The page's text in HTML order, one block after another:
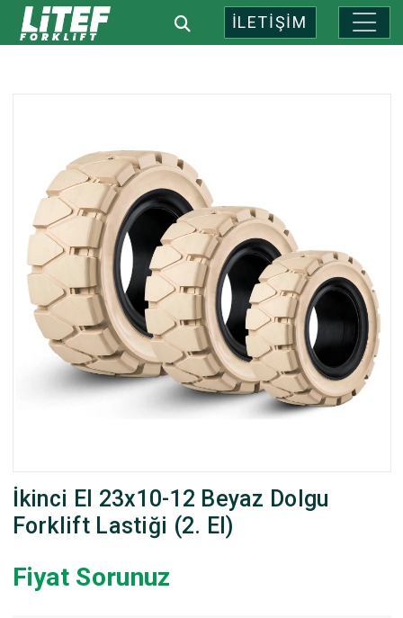
İLETİŞİM
İkinci El 23x10-12 Beyaz Dolgu
Forklift Lastiği (2. El)
Fiyat Sorunuz